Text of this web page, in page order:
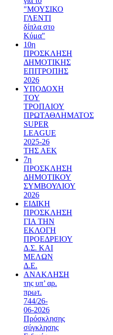
"ΜΟΥΣΙΚΟ
ΓΛΕΝΤΙ
δίπλα στο
Κύμα"
10η
ΠΡΟΣΚΛΗΣΗ
ΔΗΜΟΤΙΚΗΣ
ΕΠΙΤΡΟΠΗΣ
2026
ΥΠΟΔΟΧΗ
ΤΟΥ
ΤΡΟΠΑΙΟΥ
ΠΡΩΤΑΘΛΗΜΑΤΟΣ
SUPER
LEAGUE
2025-26
ΤΗΣ ΑΕΚ
7η
ΠΡΟΣΚΛΗΣΗ
ΔΗΜΟΤΙΚΟΥ
ΣΥΜΒΟΥΛΙΟΥ
2026
ΕΙΔΙΚΗ
ΠΡΟΣΚΛΗΣΗ
ΓΙΑ ΤΗΝ
ΕΚΛΟΓΗ
ΠΡΟΕΔΡΕΙΟΥ
Δ.Σ. ΚΑΙ
ΜΕΛΩΝ
Δ.Ε.
ΑΝΑΚΛΗΣΗ
της υπ’ αρ.
πρωτ.
744/26-
06-2026
Πρόσκλησης
σύγκλησης